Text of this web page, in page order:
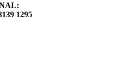
1295